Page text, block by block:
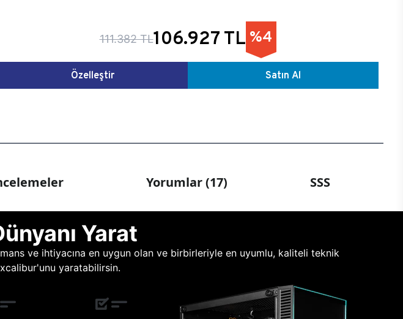
111.382 TL106.927 TL %4
Özelleştir Satın Al
Yorumlar (17) SSS
Yarat
ve ihtiyacına en uygun olan ve birbirleriyle en uyumlu, kaliteli teknik
yaratabilirsin.